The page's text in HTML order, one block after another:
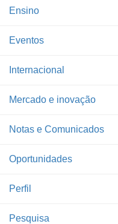
Ensino
Eventos
Internacional
Mercado e inovação
Notas e Comunicados
Oportunidades
Perfil
Pesquisa